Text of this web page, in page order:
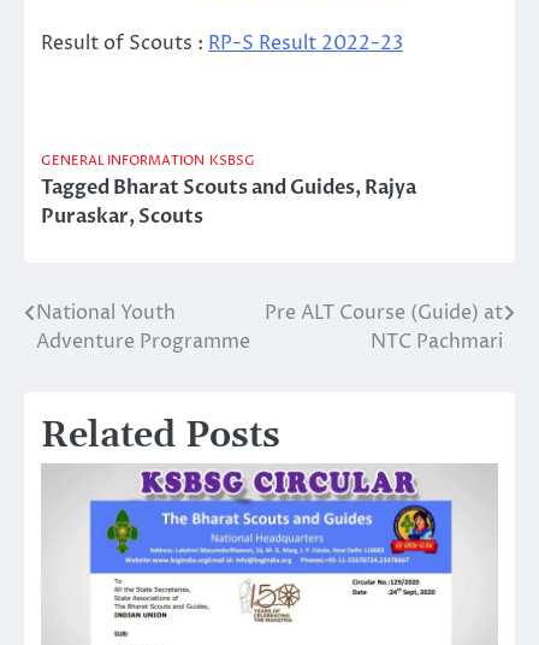
Result of Scouts : RP-S Result 2022-23
GENERAL INFORMATION KSBSG
TaggedBharat Scouts and Guides,Rajya
Puraskar,Scouts
Post
navigation
National Youth
Adventure Programme
Pre ALT Course (Guide) at
NTC Pachmari
Related Posts